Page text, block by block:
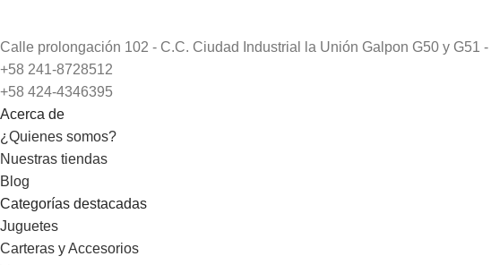
Calle prolongación 102 - C.C. Ciudad Industrial la Unión Galpon G50 y
+58 241-8728512
+58 424-4346395
Acerca de
¿Quienes somos?
Nuestras tiendas
Blog
Categorías destacadas
Juguetes
Carteras y Accesorios